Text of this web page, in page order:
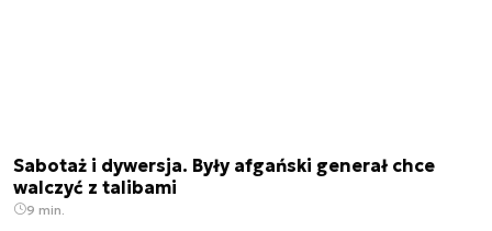
Sabotaż i dywersja. Były afgański generał chce
walczyć z talibami
9 min.